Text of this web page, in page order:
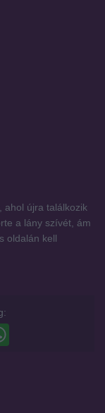
ahol újra találkozik
a lány szívét, ám
oldalán kell